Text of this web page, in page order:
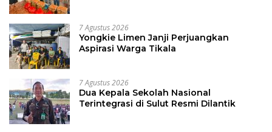
7 Agustus 2026
Yongkie Limen Janji Perjuangkan
Aspirasi Warga Tikala
7 Agustus 2026
Dua Kepala Sekolah Nasional
Terintegrasi di Sulut Resmi Dilantik